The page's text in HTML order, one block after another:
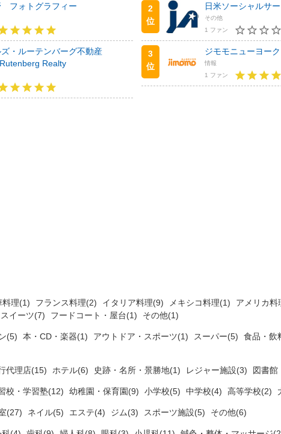
フォトグラフィー
ズ・ルーテンバーグ不動産
Realty
2
位
日米ソーシャルサ
その他
1 ファン
3
位
ジモモニューヨーク
情報
1 ファン
料理(1) フランス料理(2) イタリア料理(9) メキシコ料理(1) アメリカ料
イーツ(7) フードコート・屋台(1) その他(1)
(5) 本・CD・楽器(1) アウトドア・スポーツ(1) スーパー(5) 食品・飲
代理店(15) ホテル(6) 史跡・名所・景勝地(1) レジャー施設(3) 図書館
校・学習塾(12) 幼稚園・保育園(9) 小学校(5) 中学校(4) 高等学校(2)
(27) ネイル(5) エステ(4) ジム(3) スポーツ施設(5) その他(6)